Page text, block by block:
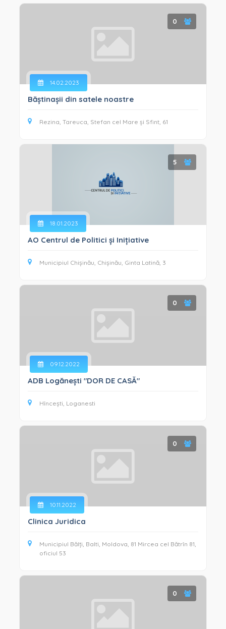
0
14.02.2023
Băștinașii din satele noastre
Rezina, Tareuca, Stefan cel Mare și Sfint, 61
5
18.01.2023
AO Centrul de Politici și Inițiative
Municipiul Chișinău, Chișinău, Ginta Latină, 3
0
09.12.2022
ADB Logănești "DOR DE CASĂ"
Hîncești, Loganesti
0
10.11.2022
Clinica Juridica
Municipiul Bălți, Balti, Moldova, 81 Mircea cel Bătrîn 81,
oficiul 53
0